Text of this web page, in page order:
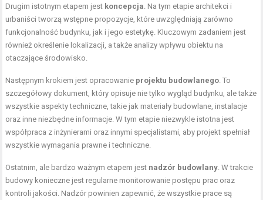
Drugim istotnym etapem jest koncepcja. Na tym etapie architekci i
urbaniści tworzą wstępne propozycje, które uwzględniają zarówno
funkcjonalność budynku, jak i jego estetykę. Kluczowym zadaniem jest
również określenie lokalizacji, a także analizy wpływu obiektu na
otaczające środowisko.
Następnym krokiem jest opracowanie projektu budowlanego. To
szczegółowy dokument, który opisuje nie tylko wygląd budynku, ale także
wszystkie aspekty techniczne, takie jak materiały budowlane, instalacje
oraz inne niezbędne informacje. W tym etapie niezwykle istotna jest
współpraca z inżynierami oraz innymi specjalistami, aby projekt spełniał
wszystkie wymagania prawne i techniczne.
Ostatnim, ale bardzo ważnym etapem jest nadzór budowlany. W trakcie
budowy konieczne jest regularne monitorowanie postępu prac oraz
kontroli jakości. Nadzór powinien zapewnić, że wszystkie prace są